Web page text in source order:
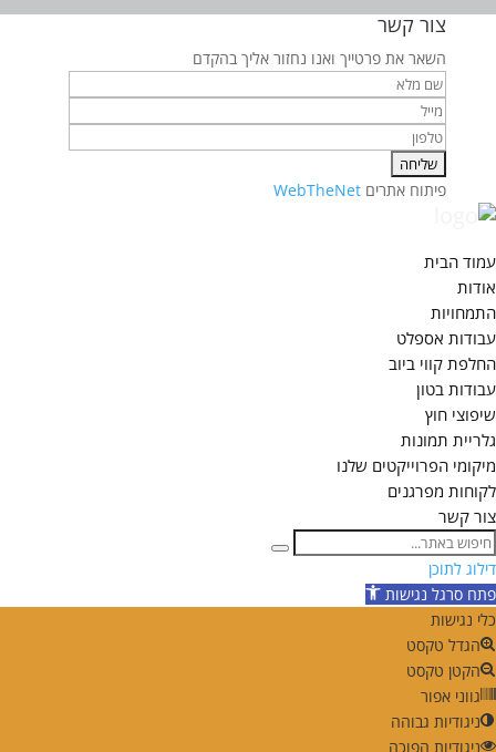
צור קשר
השאר את פרטייך ואנו נחזור אליך בהקדם
פיתוח אתרים WebTheNet
עמוד הבית
אודות
התמחויות
עבודות אספלט
החלפת קווי ביוב
עבודות בטון
שיפוצי חוץ
גלריית תמונות
מיקומי הפרוייקטים שלנו
לקוחות מפרגנים
צור קשר
דילוג לתוכן
פתח סרגל נגישות
כלי נגישות
הגדל טקסט
הקטן טקסט
גווני אפור
ניגודיות גבוהה
ניגודיות הפוכה